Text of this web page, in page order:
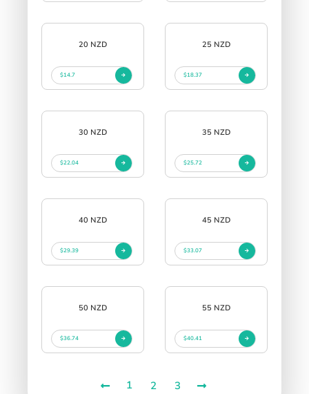
20 NZD
$14.7
25 NZD
$18.37
30 NZD
$22.04
35 NZD
$25.72
40 NZD
$29.39
45 NZD
$33.07
50 NZD
$36.74
55 NZD
$40.41
1 2 3